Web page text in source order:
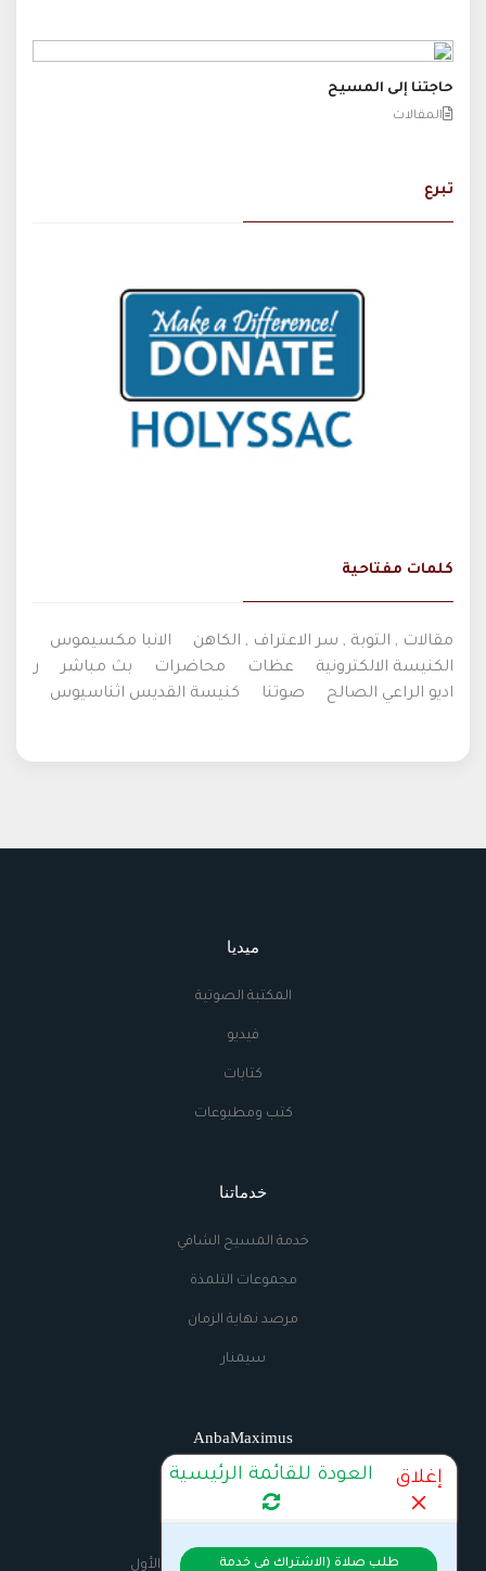
حاجتنا إلى المسيح
المقالات
تبرع
كلمات مفتاحية
مقالات , التوبة , سر الاعتراف , الكاهن
الانبا مكسيموس
الكنيسة الالكترونية
عظات محاضرات بث مباشر
ر
اديو الراعي الصالح
صوتنا كنيسة القديس اثناسيوس
ميديا
المكتبة الصوتية
فيديو
كتابات
كتب ومطبوعات
خدماتنا
خدمة المسيح الشافي
مجموعات التلمذة
مرصد نهاية الزمان
سيمنار
AnbaMaximus
اتصل بنا
الراديو
السيرة الذاتية للانبا مكسيموس الأول
إغلاق العودة للقائمة الرئيسية
طلب صلاة (الاشتراك فى خدمة